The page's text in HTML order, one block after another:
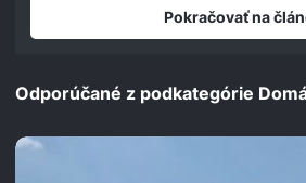
Pokračovať na
Odporúčané z podkategórie